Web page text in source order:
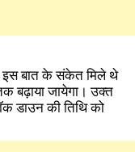
इस बात के संकेत मिले थे
बढ़ाया जायेगा। उक्त
डाउन की तिथि को